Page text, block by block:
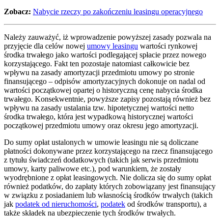
Zobacz: Nabycie rzeczy po zakończeniu leasingu operacyjnego
Należy zauważyć, iż wprowadzenie powyższej zasady pozwala na
przyjęcie dla celów nowej umowy leasingu wartości rynkowej
środka trwałego jako wartości podlegającej spłacie przez nowego
korzystającego. Fakt ten pozostaje natomiast całkowicie bez
wpływu na zasady amortyzacji przedmiotu umowy po stronie
finansującego – odpisów amortyzacyjnych dokonuje on nadal od
wartości początkowej opartej o historyczną cenę nabycia środka
trwałego. Konsekwentnie, powyższe zapisy pozostają również bez
wpływu na zasady ustalania tzw. hipotetycznej wartości netto
środka trwałego, która jest wypadkową historycznej wartości
początkowej przedmiotu umowy oraz okresu jego amortyzacji.
Do sumy opłat ustalonych w umowie leasingu nie są doliczane
płatności dokonywane przez korzystającego na rzecz finansującego
z tytułu świadczeń dodatkowych (takich jak serwis przedmiotu
umowy, karty paliwowe etc.), pod warunkiem, że zostały
wyodrębnione z opłat leasingowych. Nie dolicza się do sumy opłat
również podatków, do zapłaty których zobowiązany jest finansujący
w związku z posiadaniem lub własnością środków trwałych (takich
jak podatek od nieruchomości, podatek od środków transportu), a
także składek na ubezpieczenie tych środków trwałych.